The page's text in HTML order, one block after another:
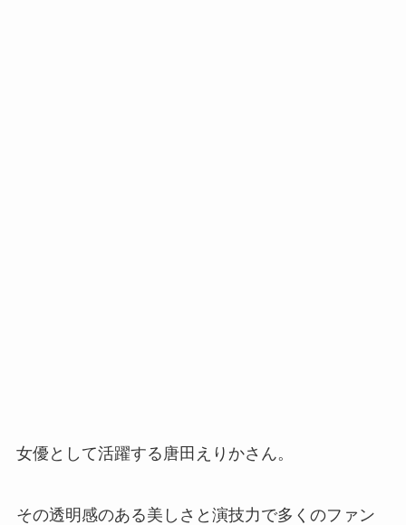
女優として活躍する唐田えりかさん。
その透明感のある美しさと演技力で多くのファン